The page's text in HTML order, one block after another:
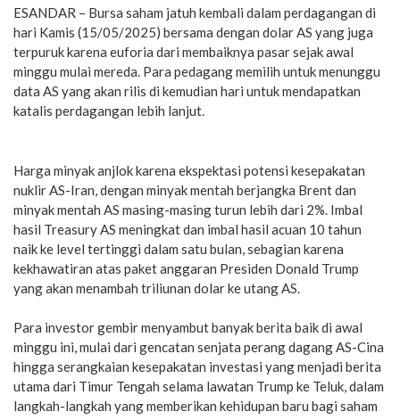
ESANDAR – Bursa saham jatuh kembali dalam perdagangan di
hari Kamis (15/05/2025) bersama dengan dolar AS yang juga
terpuruk karena euforia dari membaiknya pasar sejak awal
minggu mulai mereda. Para pedagang memilih untuk menunggu
data AS yang akan rilis di kemudian hari untuk mendapatkan
katalis perdagangan lebih lanjut.
Harga minyak anjlok karena ekspektasi potensi kesepakatan
nuklir AS-Iran, dengan minyak mentah berjangka Brent dan
minyak mentah AS masing-masing turun lebih dari 2%. Imbal
hasil Treasury AS meningkat dan imbal hasil acuan 10 tahun
naik ke level tertinggi dalam satu bulan, sebagian karena
kekhawatiran atas paket anggaran Presiden Donald Trump
yang akan menambah triliunan dolar ke utang AS.
Para investor gembir menyambut banyak berita baik di awal
minggu ini, mulai dari gencatan senjata perang dagang AS-Cina
hingga serangkaian kesepakatan investasi yang menjadi berita
utama dari Timur Tengah selama lawatan Trump ke Teluk, dalam
langkah-langkah yang memberikan kehidupan baru bagi saham